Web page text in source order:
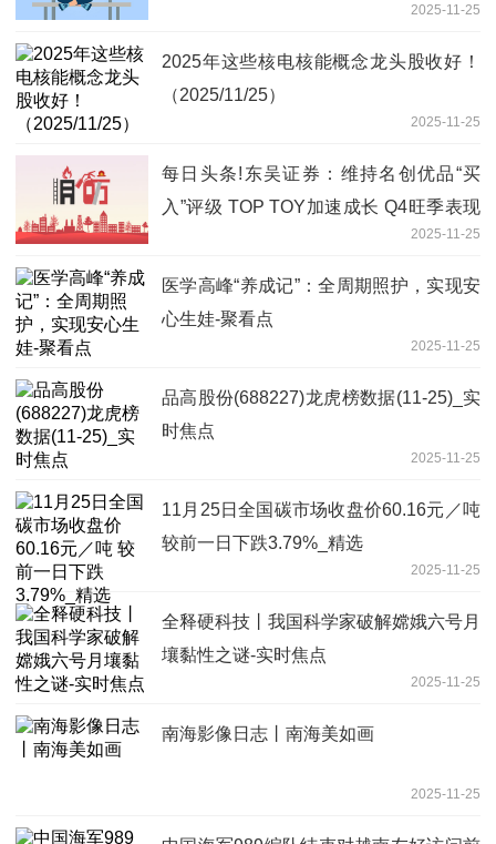
2025-11-25
2025年这些核电核能概念龙头股收好！
（2025/11/25）
2025-11-25
每日头条!东吴证券：维持名创优品“买
入”评级 TOP TOY加速成长 Q4旺季表现
2025-11-25
医学高峰“养成记”：全周期照护，实现安
心生娃-聚看点
2025-11-25
品高股份(688227)龙虎榜数据(11-25)_实
时焦点
2025-11-25
11月25日全国碳市场收盘价60.16元／吨
较前一日下跌3.79%_精选
2025-11-25
全释硬科技丨我国科学家破解嫦娥六号月
壤黏性之谜-实时焦点
2025-11-25
南海影像日志丨南海美如画
2025-11-25